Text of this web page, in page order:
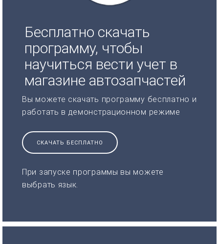
Бесплатно скачать
программу, чтобы
научиться вести учет в
магазине автозапчастей
Вы можете скачать программу бесплатно и
работать в демонстрационном режиме
СКАЧАТЬ БЕСПЛАТНО
При запуске программы вы можете
выбрать язык.